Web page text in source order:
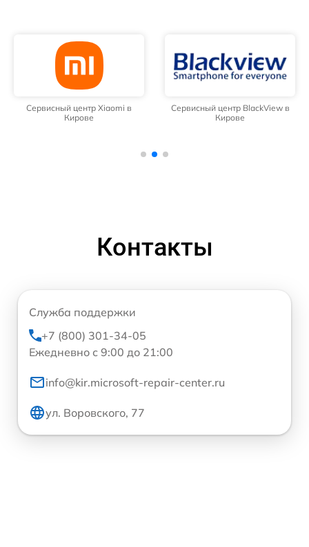
Сервисный центр Xiaomi в
Кирове
Сервисный центр BlackView в
Кирове
Контакты
Служба поддержки
+7 (800) 301-34-05
Ежедневно с 9:00 до 21:00
info@kir.microsoft-repair-center.ru
ул. Воровского, 77